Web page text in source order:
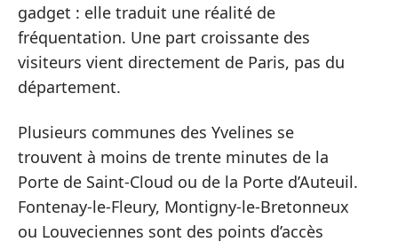
gadget : elle traduit une réalité de
fréquentation. Une part croissante des
visiteurs vient directement de Paris, pas du
département.
Plusieurs communes des Yvelines se
trouvent à moins de trente minutes de la
Porte de Saint-Cloud ou de la Porte d’Auteuil.
Fontenay-le-Fleury, Montigny-le-Bretonneux
ou Louveciennes sont des points d’accès